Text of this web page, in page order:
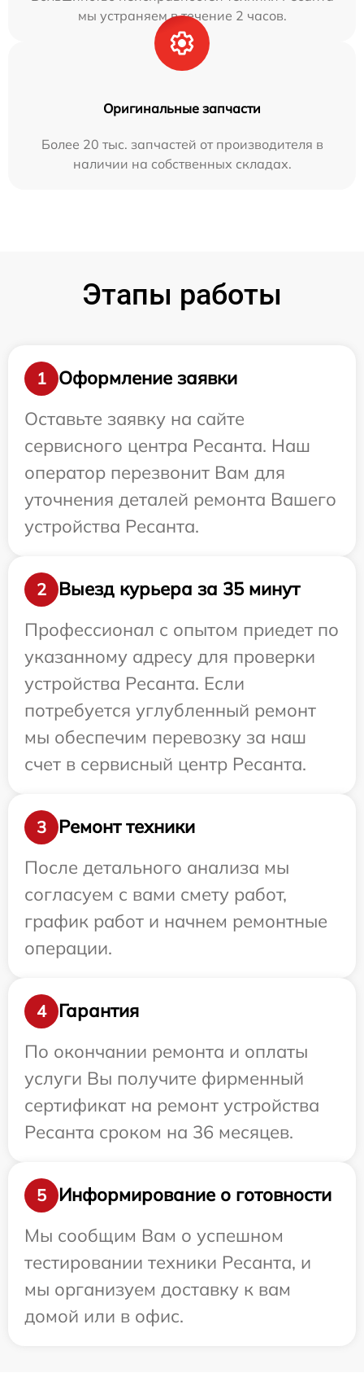
мы устраняем в течение 2 часов.
Оригинальные запчасти
Более 20 тыс. запчастей от производителя в
наличии на собственных складах.
Этапы работы
1
Оформление заявки
Оставьте заявку на сайте
сервисного центра Ресанта. Наш
оператор перезвонит Вам для
уточнения деталей ремонта Вашего
устройства Ресанта.
2
Выезд курьера за 35 минут
Профессионал с опытом приедет по
указанному адресу для проверки
устройства Ресанта. Если
потребуется углубленный ремонт
мы обеспечим перевозку за наш
счет в сервисный центр Ресанта.
3
Ремонт техники
После детального анализа мы
согласуем с вами смету работ,
график работ и начнем ремонтные
операции.
4
Гарантия
По окончании ремонта и оплаты
услуги Вы получите фирменный
сертификат на ремонт устройства
Ресанта сроком на 36 месяцев.
5
Информирование о готовности
Мы сообщим Вам о успешном
тестировании техники Ресанта, и
мы организуем доставку к вам
домой или в офис.